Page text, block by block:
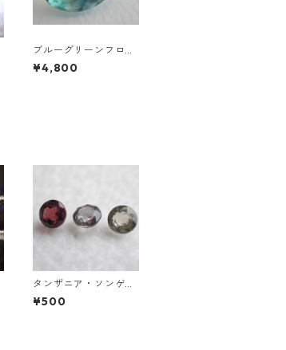
ブルーグリーンフロー
ライト オーバルカット
ルース 10.2ct 15.4mm
¥4,800
タンザニア・ソンゲア
産非加熱サファイア ラ
ウンドカットルース 0.
¥500